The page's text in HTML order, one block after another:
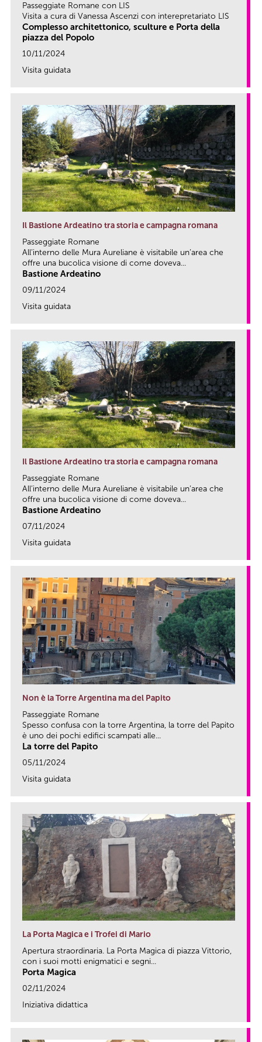
Passeggiate Romane con LIS
Visita a cura di Vanessa Ascenzi con interepretariato LIS
Complesso architettonico, sculture e Porta della
piazza del Popolo
10/11/2024
Visita guidata
Il Bastione Ardeatino tra storia e campagna romana
Passeggiate Romane
All’interno delle Mura Aureliane è visitabile un’area che
offre una bucolica visione di come doveva...
Bastione Ardeatino
09/11/2024
Visita guidata
Il Bastione Ardeatino tra storia e campagna romana
Passeggiate Romane
All’interno delle Mura Aureliane è visitabile un’area che
offre una bucolica visione di come doveva...
Bastione Ardeatino
07/11/2024
Visita guidata
Non è la Torre Argentina ma del Papito
Passeggiate Romane
Spesso confusa con la torre Argentina, la torre del Papito
è uno dei pochi edifici scampati alle...
La torre del Papito
05/11/2024
Visita guidata
La Porta Magica e i Trofei di Mario
Apertura straordinaria. La Porta Magica di piazza Vittorio,
con i suoi motti enigmatici e segni...
Porta Magica
02/11/2024
Iniziativa didattica